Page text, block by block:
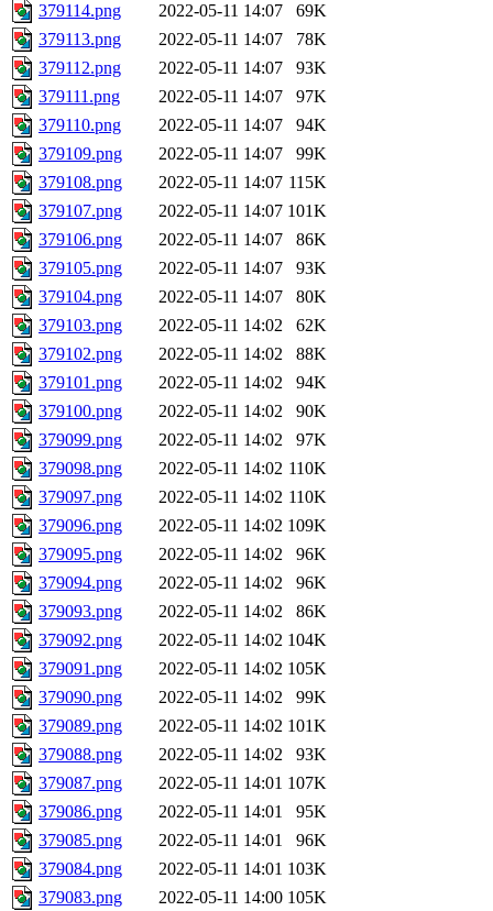
379114.png
2022-05-11 14:07
69K
379113.png
2022-05-11 14:07
78K
379112.png
2022-05-11 14:07
93K
379111.png
2022-05-11 14:07
97K
379110.png
2022-05-11 14:07
94K
379109.png
2022-05-11 14:07
99K
379108.png
2022-05-11 14:07 115K
379107.png
2022-05-11 14:07 101K
379106.png
2022-05-11 14:07
86K
379105.png
2022-05-11 14:07
93K
379104.png
2022-05-11 14:07
80K
379103.png
2022-05-11 14:02
62K
379102.png
2022-05-11 14:02
88K
379101.png
2022-05-11 14:02
94K
379100.png
2022-05-11 14:02
90K
379099.png
2022-05-11 14:02
97K
379098.png
2022-05-11 14:02 110K
379097.png
2022-05-11 14:02 110K
379096.png
2022-05-11 14:02 109K
379095.png
2022-05-11 14:02
96K
379094.png
2022-05-11 14:02
96K
379093.png
2022-05-11 14:02
86K
379092.png
2022-05-11 14:02 104K
379091.png
2022-05-11 14:02 105K
379090.png
2022-05-11 14:02
99K
379089.png
2022-05-11 14:02 101K
379088.png
2022-05-11 14:02
93K
379087.png
2022-05-11 14:01 107K
379086.png
2022-05-11 14:01
95K
379085.png
2022-05-11 14:01
96K
379084.png
2022-05-11 14:01 103K
379083.png
2022-05-11 14:00 105K